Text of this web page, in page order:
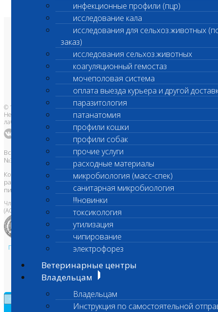
инфекционные профили (пцр)
исследование кала
исследования для сельхоз.животных
заказ)
исследования сельхоз.животных
коагуляционный гемостаз
мочеполовая система
оплата выезда курьера и другой
паразитология
патанатомия
профили кошки
профили собак
прочие услуги
расходные материалы
микробиология (масс-спек)
санитарная микробиология
!!!новинки
токсикология
утилизация
чипирование
электрофорез
Ветеринарные центры
Владельцам
Владельцам
Инструкция по самостоятельной
О лаборатории
Анализы и цены
Ветеринарные центры
Владельцам
Врачам и клиникам
Бланки лаборатории
Банк донорской крови
Адреса лабораторий
© 1996-2026
Независимая ветеринарная
лаборатория Шанс Био
Все права защищены и охраняются законом. Товарный знак
№395740 от 2008 г. ООО "ШАНС БИО"
Копирование, тиражирование, а также использование материалов,
размещенных на сайтеwww.vetlab.ruвозможно только с
письменного разрешения Правообладателя
Член Национальной ветеринарной палаты
(АСРО НВП)
Политика в области персональных данных и конфиденциальности
Техническая поддержка